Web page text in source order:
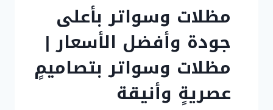
مظلات وسواتر بأعلى
جودة وأفضل الأسعار |
مظلات وسواتر بتصاميمٍ
عصريةٍ وأنيقة